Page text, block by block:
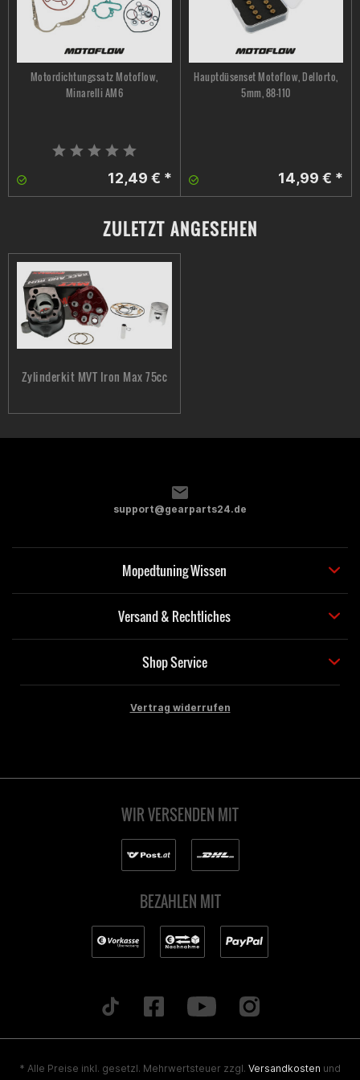
Motordichtungssatz Motoflow,
Minarelli AM6
12,49 € *
Hauptdüsenset Motoflow, Dellorto,
5mm, 88-110
14,99 € *
ZULETZT ANGESEHEN
Zylinderkit MVT Iron Max 75cc
support@gearparts24.de
Mopedtuning Wissen
Versand & Rechtliches
Shop Service
Vertrag widerrufen
WIR VERSENDEN MIT
BEZAHLEN MIT
* Alle Preise inkl. gesetzl. Mehrwertsteuer zzgl. Versandkosten und